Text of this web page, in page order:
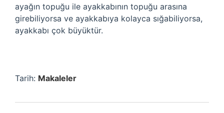
ayağın topuğu ile ayakkabının topuğu arasına
girebiliyorsa ve ayakkabıya kolayca sığabiliyorsa,
ayakkabı çok büyüktür.
Tarih: Makaleler